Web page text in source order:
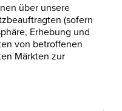
über unsere
(sofern
Erhebung und
von betroffenen
Märkten zur